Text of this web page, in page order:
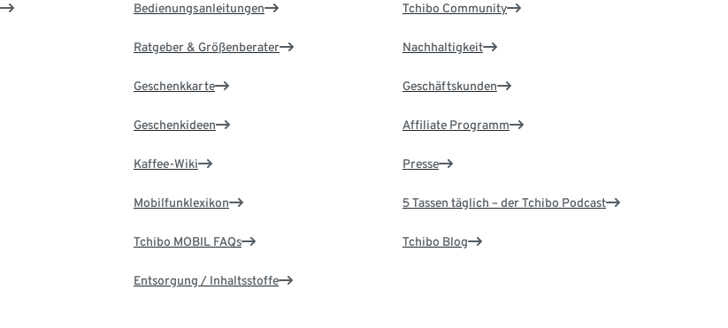
Bedienungsanleitungen
Ratgeber & Größenberater
Geschenkkarte
Geschenkideen
Kaffee-Wiki
Mobilfunklexikon
Tchibo MOBIL FAQs
Entsorgung / Inhaltsstoffe
Tchibo Community
Nachhaltigkeit
Geschäftskunden
Affiliate Programm
Presse
5 Tassen täglich – der Tchibo Podcast
Tchibo Blog